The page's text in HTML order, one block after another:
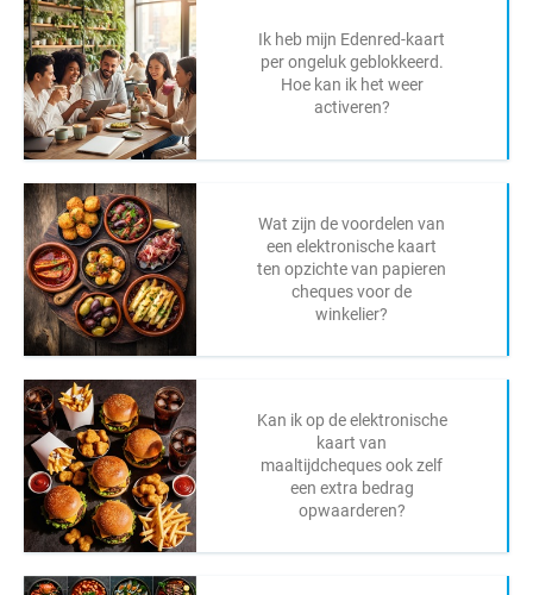
Ik heb mijn Edenred-kaart
per ongeluk geblokkeerd.
Hoe kan ik het weer
activeren?
Wat zijn de voordelen van
een elektronische kaart
ten opzichte van papieren
cheques voor de
winkelier?
Kan ik op de elektronische
kaart van
maaltijdcheques ook zelf
een extra bedrag
opwaarderen?